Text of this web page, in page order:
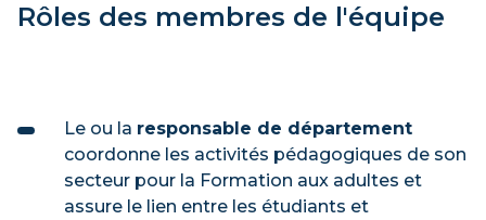
Rôles des membres de l'équipe
Le ou la responsable de département
coordonne les activités pédagogiques de son
secteur pour la Formation aux adultes et
assure le lien entre les étudiants et